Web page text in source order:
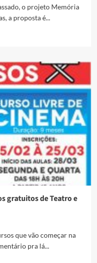
o projeto Memória
a proposta é...
gratuitos de Teatro e
que vão começar na
pra lá...